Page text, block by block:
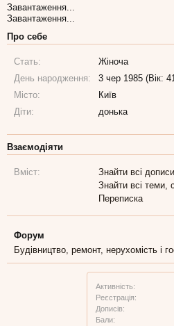
Активність:
Реєстрація:
Дописів:
Бали:
Завантаження...
Завантаження...
Про себе
Стать:
Жіноча
День народження:
3 чер 1985 (Вік:
Місто:
Київ
Діти:
донька
Взаємодіяти
Вміст:
Знайти всі
Знайти всі теми,
Переписка
Форум
Будівництво, ремонт, нерухомість і